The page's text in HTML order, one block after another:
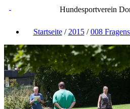
Hundesportverein
Startseite/ 2015/008